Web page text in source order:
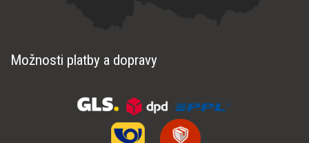
Možnosti platby a dopravy